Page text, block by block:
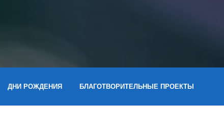
ДНИ РОЖДЕНИЯ БЛАГОТВОРИТЕЛЬНЫЕ ПРОЕКТЫ